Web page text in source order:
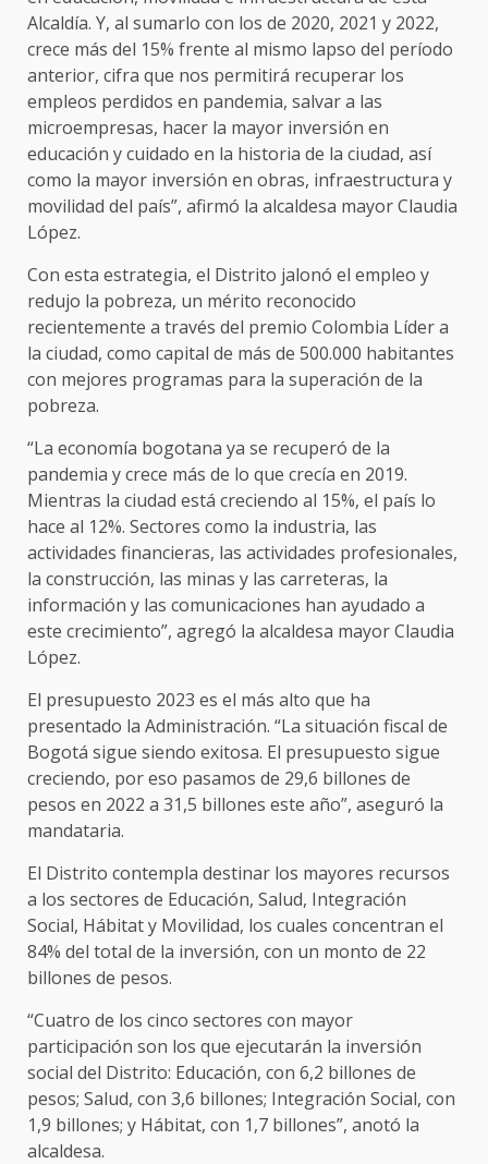
Alcaldía. Y, al sumarlo con los de 2020, 2021 y 2022,
crece más del 15% frente al mismo lapso del período
anterior, cifra que nos permitirá recuperar los
empleos perdidos en pandemia, salvar a las
microempresas, hacer la mayor inversión en
educación y cuidado en la historia de la ciudad, así
como la mayor inversión en obras, infraestructura y
movilidad del país”, afirmó la alcaldesa mayor Claudia
López.
Con esta estrategia, el Distrito jalonó el empleo y
redujo la pobreza, un mérito reconocido
recientemente a través del premio Colombia Líder a
la ciudad, como capital de más de 500.000 habitantes
con mejores programas para la superación de la
pobreza.
“La economía bogotana ya se recuperó de la
pandemia y crece más de lo que crecía en 2019.
Mientras la ciudad está creciendo al 15%, el país lo
hace al 12%. Sectores como la industria, las
actividades financieras, las actividades profesionales,
la construcción, las minas y las carreteras, la
información y las comunicaciones han ayudado a
este crecimiento”, agregó la alcaldesa mayor Claudia
López.
El presupuesto 2023 es el más alto que ha
presentado la Administración. “La situación fiscal de
Bogotá sigue siendo exitosa. El presupuesto sigue
creciendo, por eso pasamos de 29,6 billones de
pesos en 2022 a 31,5 billones este año”, aseguró la
mandataria.
El Distrito contempla destinar los mayores recursos
a los sectores de Educación, Salud, Integración
Social, Hábitat y Movilidad, los cuales concentran el
84% del total de la inversión, con un monto de 22
billones de pesos.
“Cuatro de los cinco sectores con mayor
participación son los que ejecutarán la inversión
social del Distrito: Educación, con 6,2 billones de
pesos; Salud, con 3,6 billones; Integración Social, con
1,9 billones; y Hábitat, con 1,7 billones”, anotó la
alcaldesa.